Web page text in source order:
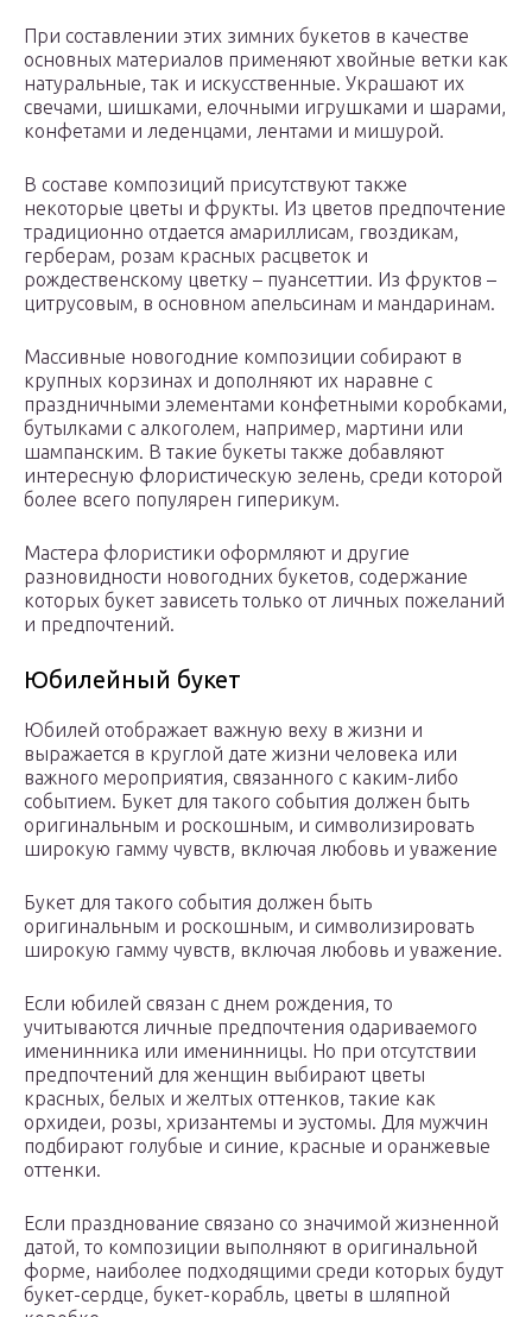
При составлении этих зимних букетов в качестве
основных материалов применяют хвойные ветки как
натуральные, так и искусственные. Украшают их
свечами, шишками, елочными игрушками и шарами,
конфетами и леденцами, лентами и мишурой.
В составе композиций присутствуют также
некоторые цветы и фрукты. Из цветов предпочтение
традиционно отдается амариллисам, гвоздикам,
герберам, розам красных расцветок и
рождественскому цветку – пуансеттии. Из фруктов –
цитрусовым, в основном апельсинам и мандаринам.
Массивные новогодние композиции собирают в
крупных корзинах и дополняют их наравне с
праздничными элементами конфетными коробками,
бутылками с алкоголем, например, мартини или
шампанским. В такие букеты также добавляют
интересную флористическую зелень, среди которой
более всего популярен гиперикум.
Мастера флористики оформляют и другие
разновидности новогодних букетов, содержание
которых букет зависеть только от личных пожеланий
и предпочтений.
Юбилейный букет
Юбилей отображает важную веху в жизни и
выражается в круглой дате жизни человека или
важного мероприятия, связанного с каким-либо
событием. Букет для такого события должен быть
оригинальным и роскошным, и символизировать
широкую гамму чувств, включая любовь и уважение
Букет для такого события должен быть
оригинальным и роскошным, и символизировать
широкую гамму чувств, включая любовь и уважение.
Если юбилей связан с днем рождения, то
учитываются личные предпочтения одариваемого
именинника или именинницы. Но при отсутствии
предпочтений для женщин выбирают цветы
красных, белых и желтых оттенков, такие как
орхидеи, розы, хризантемы и эустомы. Для мужчин
подбирают голубые и синие, красные и оранжевые
оттенки.
Если празднование связано со значимой жизненной
датой, то композиции выполняют в оригинальной
форме, наиболее подходящими среди которых будут
букет-сердце, букет-корабль, цветы в шляпной